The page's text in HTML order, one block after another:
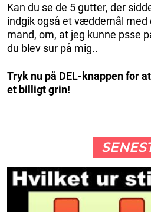
Kan du se de 5 gutter, der
indgik også et væddemål med
mand, om, at jeg kunne psse
du blev sur på mig..
Tryk nu på DEL-knappen for
et billigt grin!